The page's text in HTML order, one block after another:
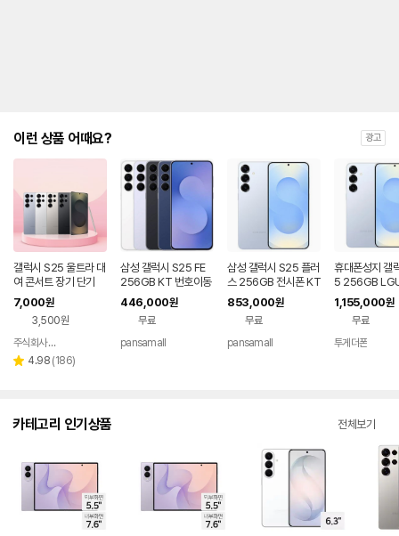
는
대
략
인
을
안
내
를
나
타
는
표
이런 상품 어때요? 광고
갤럭시 S25 울트라 대
여 콘서트 장기 단기
7,000원
3,500원
페이
주식회사 폰빌리지
별 4.98 리
(186)
삼성 갤럭시 S25 FE
256GB KT 번호이동
공시지원 완납
446,000원
무료
pansamall
삼성 갤럭시 S25 플러
스 256GB 전시폰 KT
번호이동 완납 90요금
제
853,000원
무료
pansamall
휴대폰성지 갤
5 256GB
호이동
1,155,000원
무료
투게더폰
카테고리 인기상품 전체보기